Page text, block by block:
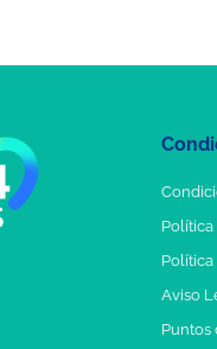
Aviso
Puntos